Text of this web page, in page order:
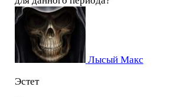
Лысый Макс
Эстет